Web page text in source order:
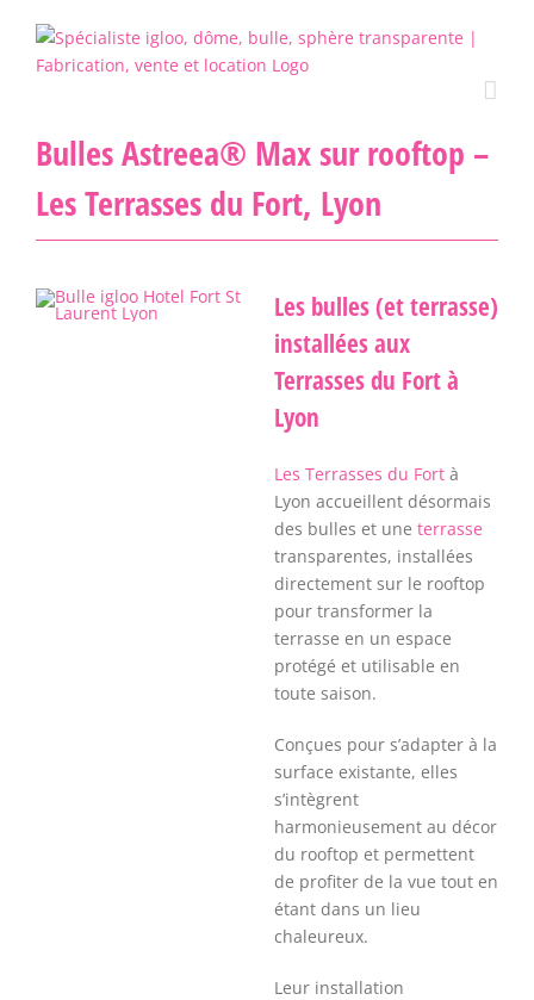
contenu
Bulles Astreea® Max sur rooftop –
Les Terrasses du Fort, Lyon
Les bulles (et terrasse)
installées aux
Terrasses du Fort à
Lyon
Les Terrasses du Fort à
Lyon accueillent désormais
des bulles et une terrasse
transparentes, installées
directement sur le rooftop
pour transformer la
terrasse en un espace
protégé et utilisable en
toute saison.
Conçues pour s’adapter à la
surface existante, elles
s’intègrent
harmonieusement au décor
du rooftop et permettent
de profiter de la vue tout en
étant dans un lieu
chaleureux.
Leur installation